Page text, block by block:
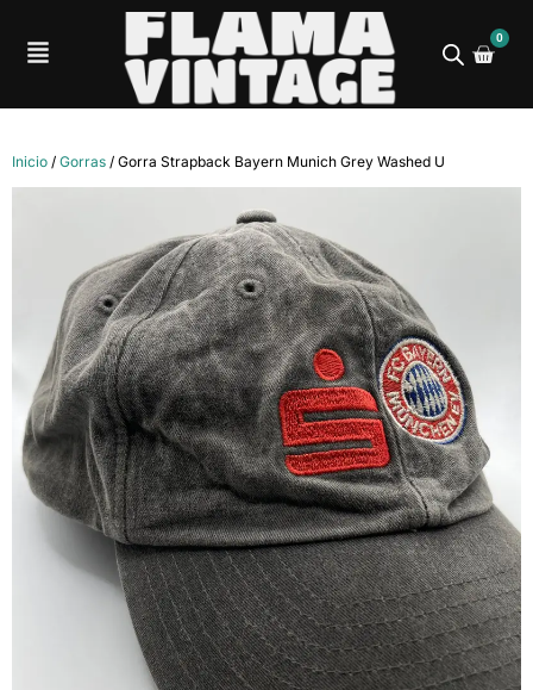
0
Inicio / Gorras / Gorra Strapback Bayern Munich Grey Washed U